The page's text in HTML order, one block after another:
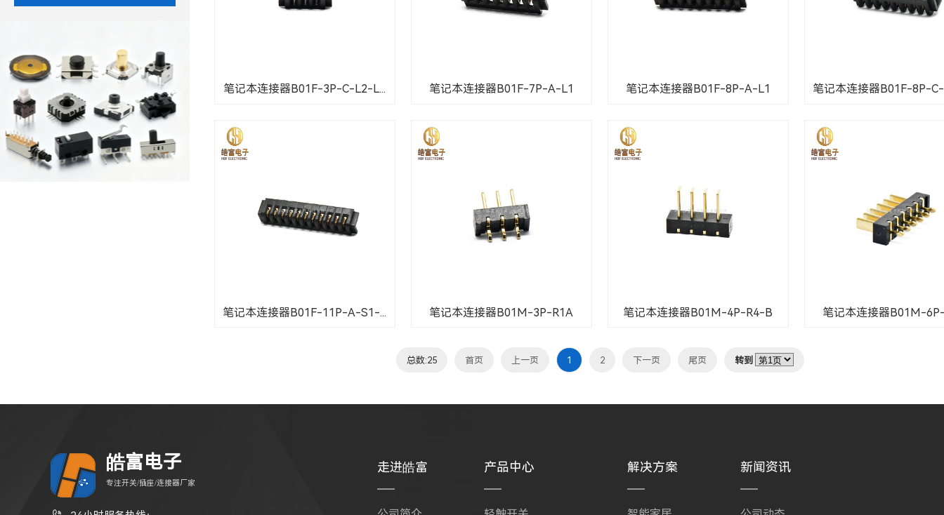
笔记本连接器B01F-3P-C-L2-L... 笔记本连接器B01F-7P-A-L1 笔记本连接器B01F-8P-A-L1 笔记本连接器B01F-8P-
笔记本连接器B01F-11P-A-S1-... 笔记本连接器B01M-3P-R1A 笔记本连接器B01M-4P-R4-B 笔记本连接器B01M-
总数:25 首页 上一页 1 2 下一页 尾页 转到
皓富电子
专注开关/插座/连接器厂家
走进皓富 产品中心 解决方案 新闻资讯